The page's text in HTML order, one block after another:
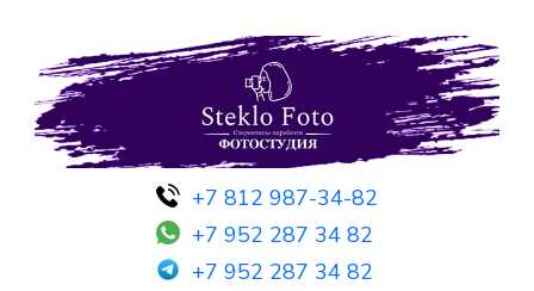
+7 812 987-34-82
+7 952 287 34 82
+7 952 287 34 82
Фотостудия SF
Фотосессия в студии СПб — Фотосессия в Санкт-Петербурге
— Предметная съемка — Невидимый манекен — Прозрачный
манекен — Сертификат на фотосессию